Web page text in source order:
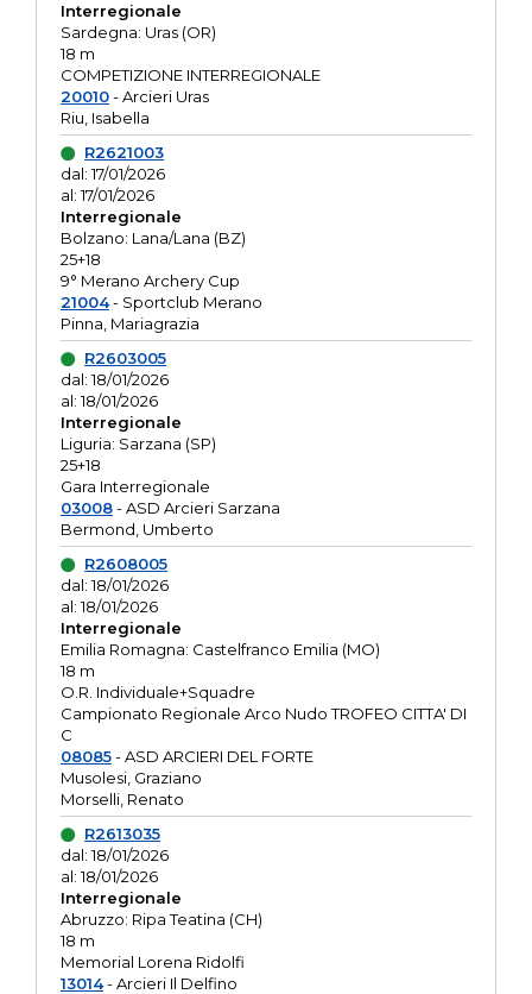
Interregionale
Sardegna: Uras (OR)
18 m
COMPETIZIONE INTERREGIONALE
20010- Arcieri Uras
Riu, Isabella
R2621003
dal: 17/01/2026
al: 17/01/2026
Interregionale
Bolzano: Lana/Lana (BZ)
25+18
9° Merano Archery Cup
21004- Sportclub Merano
Pinna, Mariagrazia
R2603005
dal: 18/01/2026
al: 18/01/2026
Interregionale
Liguria: Sarzana (SP)
25+18
Gara Interregionale
03008- ASD Arcieri Sarzana
Bermond, Umberto
R2608005
dal: 18/01/2026
al: 18/01/2026
Interregionale
Emilia Romagna: Castelfranco Emilia (MO)
18 m
O.R. Individuale+Squadre
Campionato Regionale Arco Nudo TROFEO CITTA' DI
C
08085- ASD ARCIERI DEL FORTE
Musolesi, Graziano
Morselli, Renato
R2613035
dal: 18/01/2026
al: 18/01/2026
Interregionale
Abruzzo: Ripa Teatina (CH)
18 m
Memorial Lorena Ridolfi
13014- Arcieri Il Delfino